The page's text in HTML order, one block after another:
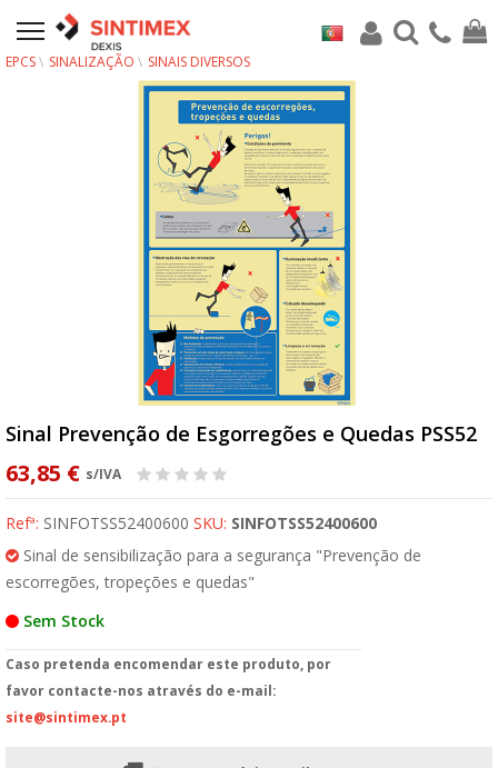
EPCS SINALIZAÇÃO SINAIS DIVERSOS
Sinal Prevenção de Esgorregões e Quedas PSS52
63,85 € s/IVA
Refª: SINFOTSS52400600 SKU: SINFOTSS52400600
Sinal de sensibilização para a segurança "Prevenção de
escorregões, tropeções e quedas"
Sem Stock
Caso pretenda encomendar este produto, por
favor contacte-nos através do e-mail:
site@sintimex.pt